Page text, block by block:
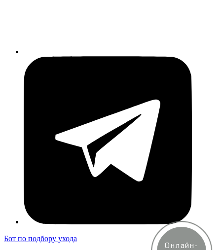
Онлайн-
Бот по подбору ухода